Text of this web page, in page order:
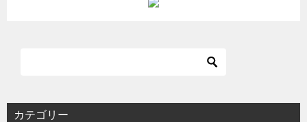
カテゴリー